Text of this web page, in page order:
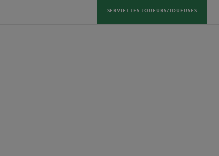
SERVIETTES JOUEURS/JOUEUSES